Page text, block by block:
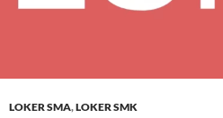
LOKER SMA,LOKER SMK